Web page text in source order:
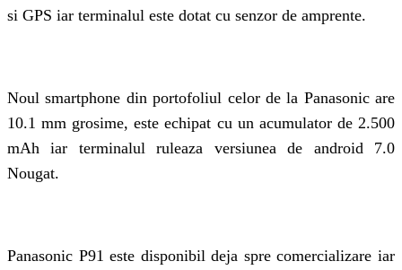
si GPS iar terminalul este dotat cu senzor de amprente.
Noul smartphone din portofoliul celor de la Panasonic are
10.1 mm grosime, este echipat cu un acumulator de 2.500
mAh iar terminalul ruleaza versiunea de android 7.0
Nougat.
Panasonic P91 este disponibil deja spre comercializare iar